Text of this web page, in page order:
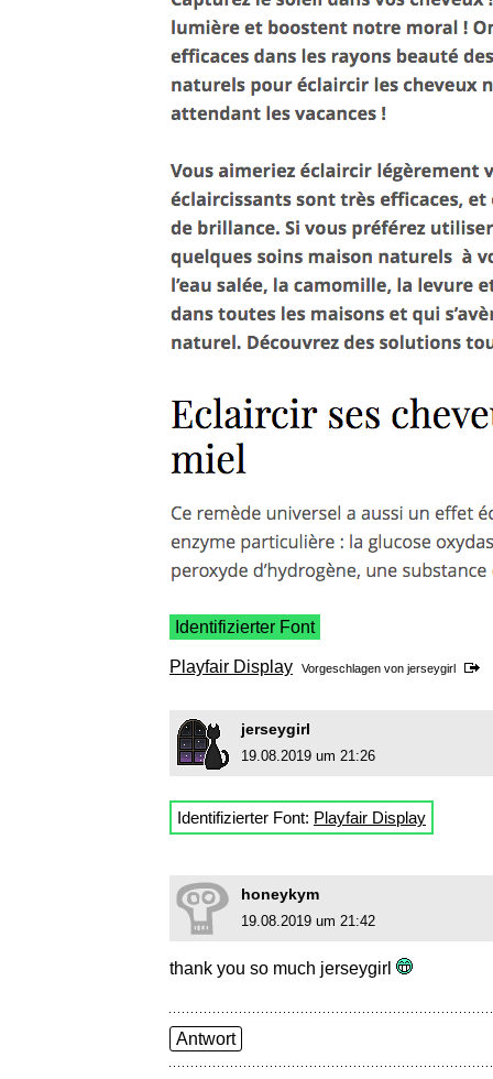
Identifizierter Font
Playfair Display Vorgeschlagen von jerseygirl
jerseygirl
19.08.2019 um 21:26
Identifizierter Font: Playfair Display
honeykym
19.08.2019 um 21:42
thank you so much jerseygirl
Antwort